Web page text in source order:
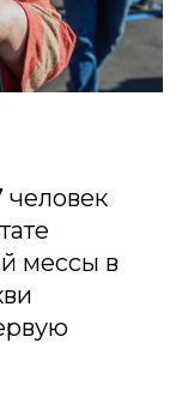
человек
мессы в